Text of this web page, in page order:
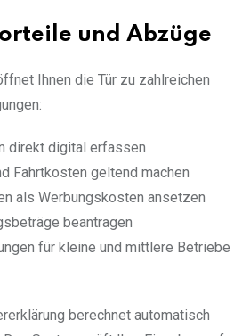
und Abzüge
Ihnen die Tür zu zahlreichen
direkt digital erfassen
Fahrtkosten geltend machen
als Werbungskosten ansetzen
beantragen
für kleine und mittlere Betriebe
berechnet automatisch